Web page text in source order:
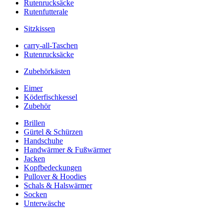
Rutenrucksäcke
Rutenfutterale
Sitzkissen
carry-all-Taschen
Rutenrucksäcke
Zubehörkästen
Eimer
Köderfischkessel
Zubehör
Brillen
Gürtel & Schürzen
Handschuhe
Handwärmer & Fußwärmer
Jacken
Kopfbedeckungen
Pullover & Hoodies
Schals & Halswärmer
Socken
Unterwäsche